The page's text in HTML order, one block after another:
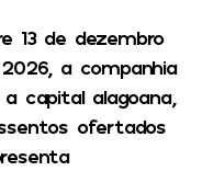
13 de dezembro
a companhia
capital alagoana,
ofertados